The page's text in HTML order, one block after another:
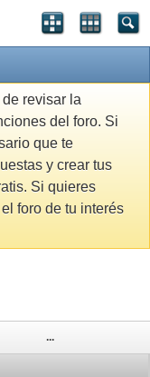
revisar la
del foro. Si
que te
y crear tus
Si quieres
foro de tu interés
...